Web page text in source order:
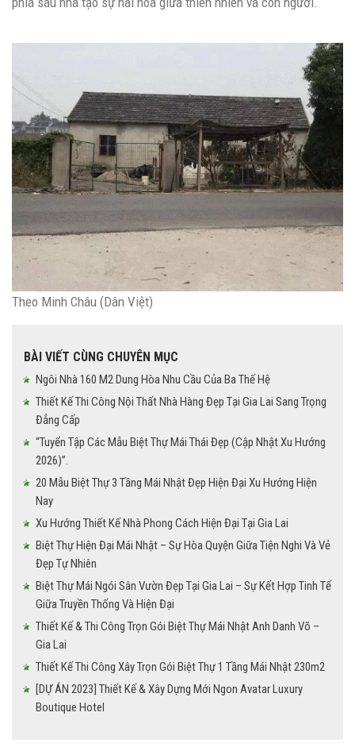
Theo Minh Châu (Dân Việt)
BÀI VIẾT CÙNG CHUYÊN MỤC
Ngôi Nhà 160 M2 Dung Hòa Nhu Cầu Của Ba Thế Hệ
Thiết Kế Thi Công Nội Thất Nhà Hàng Đẹp Tại Gia Lai Sang Trọng
Đẳng Cấp
“Tuyển Tập Các Mẫu Biệt Thự Mái Thái Đẹp (Cập Nhật Xu Hướng
2026)”.
20 Mẫu Biệt Thự 3 Tầng Mái Nhật Đẹp Hiện Đại Xu Hướng Hiện
Nay
Xu Hướng Thiết Kế Nhà Phong Cách Hiện Đại Tại Gia Lai
Biệt Thự Hiện Đại Mái Nhật – Sự Hòa Quyện Giữa Tiện Nghi Và Vẻ
Đẹp Tự Nhiên
Biệt Thự Mái Ngói Sân Vườn Đẹp Tại Gia Lai – Sự Kết Hợp Tinh Tế
Giữa Truyền Thống Và Hiện Đại
Thiết Kế & Thi Công Trọn Gói Biệt Thự Mái Nhật Anh Danh Võ –
Gia Lai
Thiết Kế Thi Công Xây Trọn Gói Biệt Thự 1 Tầng Mái Nhật 230m2
[DỰ ÁN 2023] Thiết Kế & Xây Dựng Mới Ngon Avatar Luxury
Boutique Hotel